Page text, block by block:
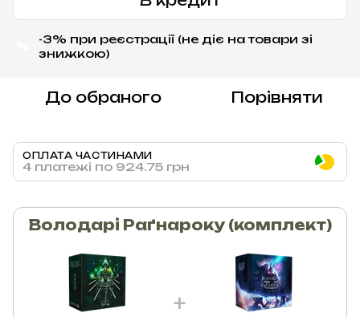
-3% при реєстрації (не діє на товари зі
знижкою)
До обраного Порівняти
ОПЛАТА ЧАСТИНАМИ
4 платежі по 924.75 грн
Володарі Раґнароку (комплект)